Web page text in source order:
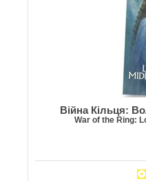
Війна Кільця:
War of the Ring: